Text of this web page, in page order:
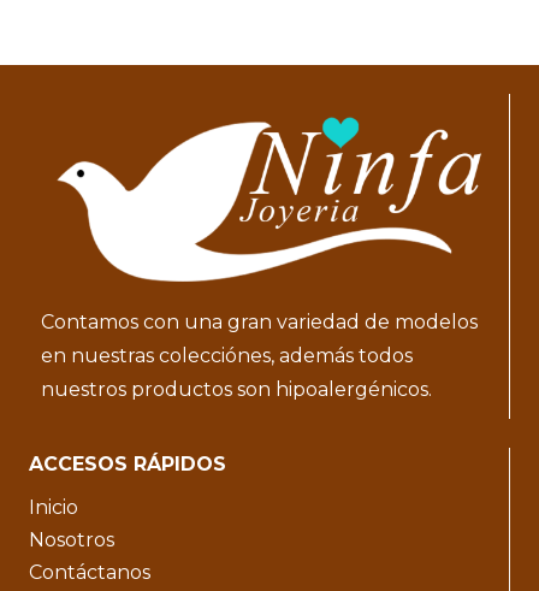
Contamos con una gran variedad de modelos
en nuestras colecciónes, además todos
nuestros productos son hipoalergénicos.
ACCESOS RÁPIDOS
Inicio
Nosotros
Contáctanos